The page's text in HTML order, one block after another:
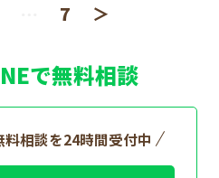
7 ＞
で無料相談
相談を24時間受付中